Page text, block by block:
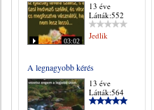
03:02
13 éve
Látták:552
Jedlik
A legnagyobb kérés
13 éve
Látták:564